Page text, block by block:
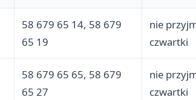
58 679 65 14, 58 679
65 19
nie
czwartki
58 679 65 65, 58 679
65 27
nie
czwartki